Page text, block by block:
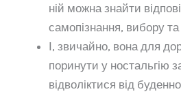
ній можна знайти
самопізнання, вибору та
І, звичайно, вона для
поринути у ностальгію
відволіктися від